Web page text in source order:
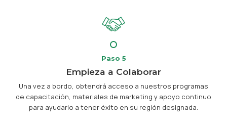
Paso 5
Empieza a Colaborar
Una vez a bordo, obtendrá acceso a nuestros programas
de capacitación, materiales de marketing y apoyo continuo
para ayudarlo a tener éxito en su región designada.